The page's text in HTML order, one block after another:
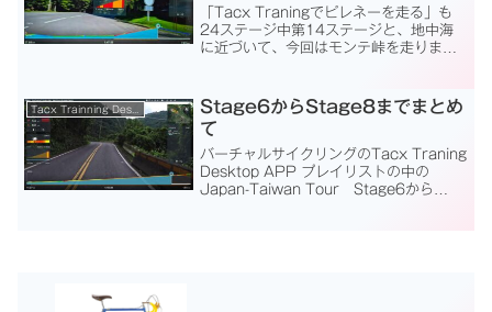
「Tacx Traningでピレネーを走る」も
24ステージ中第14ステージと、地中海
に近づいて、今回はモンテ峠を走りま
ースです。約2時間のサイクリン...
Stage6からStage8までまとめ
て
バーチャルサイクリングのTacx Traning
Desktop APP プレイリストの中の
Japan-Taiwan Tour Stage6から